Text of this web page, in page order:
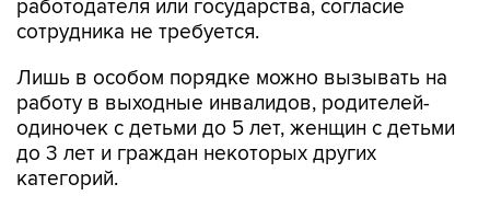
Лишь в особом порядке можно вызывать на
одиночек с детьми до 5 лет, женщин с детьми
до 3 лет и граждан некоторых других
категорий.
Ближайший государственный праздник в